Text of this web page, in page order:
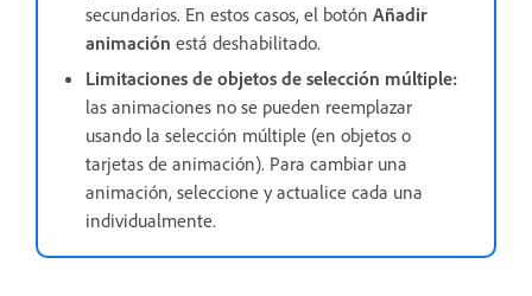
secundarios. En estos casos, el botón Añadir
animación está deshabilitado.
Limitaciones de objetos de selección múltiple:
las animaciones no se pueden reemplazar
usando la selección múltiple (en objetos o
tarjetas de animación). Para cambiar una
animación, seleccione y actualice cada una
individualmente.